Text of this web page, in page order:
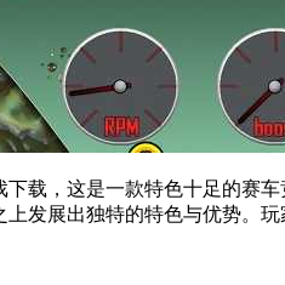
下载，这是一款特色十足的赛
发展出独特的特色与优势。